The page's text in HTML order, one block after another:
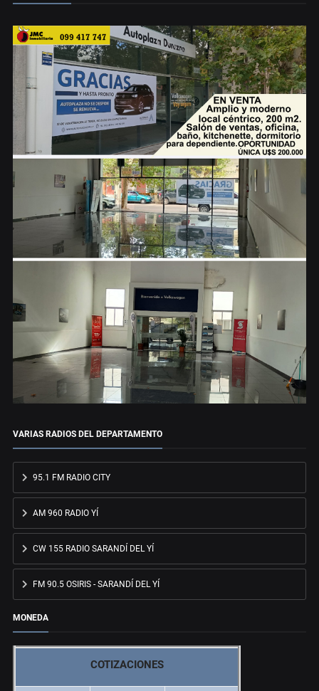
VARIAS RADIOS DEL DEPARTAMENTO
95.1 FM RADIO CITY
AM 960 RADIO YÍ
CW 155 RADIO SARANDÍ DEL YÍ
FM 90.5 OSIRIS - SARANDÍ DEL YÍ
MONEDA
COTIZACIONES